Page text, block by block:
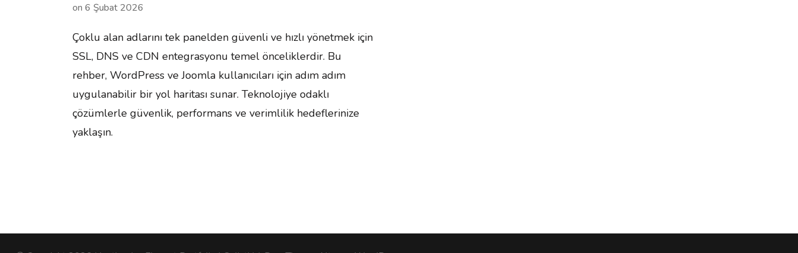
on 6 Şubat 2026
Çoklu alan adlarını tek panelden güvenli ve hızlı yönetmek için
SSL, DNS ve CDN entegrasyonu temel önceliklerdir. Bu
rehber, WordPress ve Joomla kullanıcıları için adım adım
uygulanabilir bir yol haritası sunar. Teknolojiye odaklı
çözümlerle güvenlik, performans ve verimlilik hedeflerinize
yaklaşın.